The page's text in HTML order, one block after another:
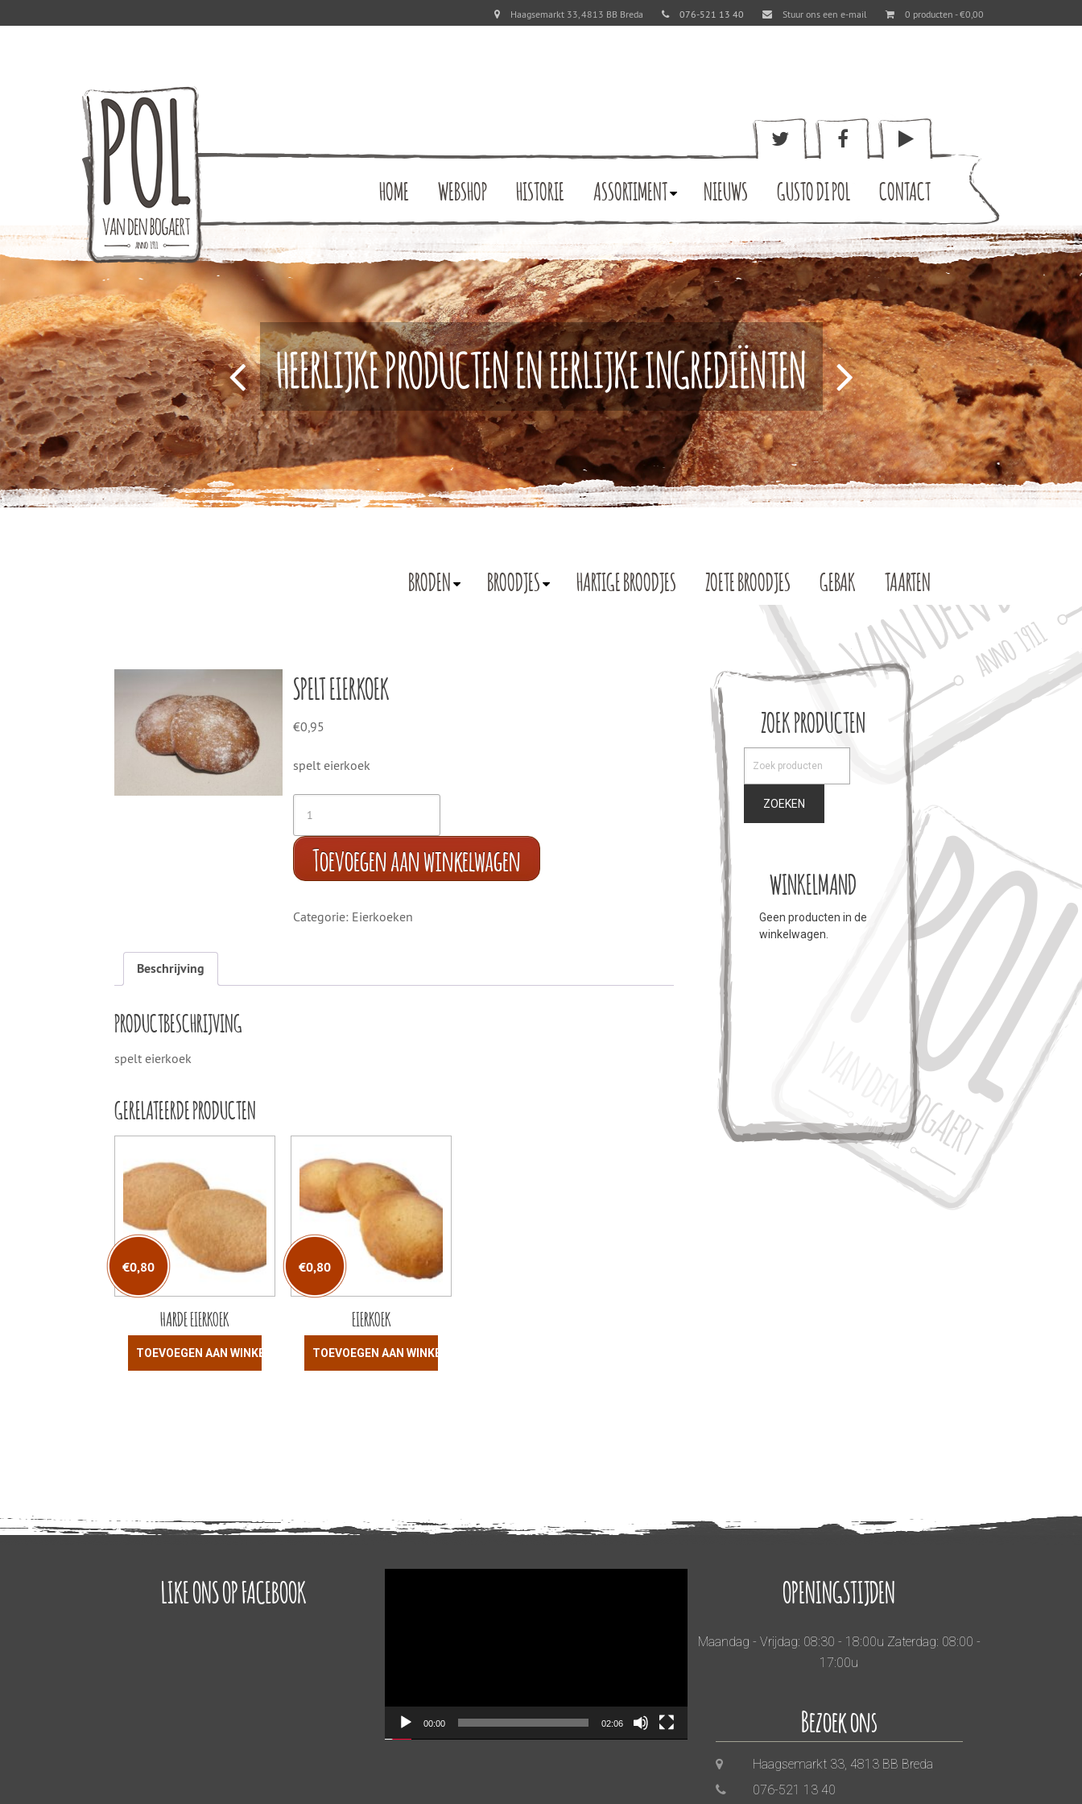
Haagsemarkt 33, 4813 BB Breda 076-521 13 40 Stuur ons een e-mail 0 producten -€0,00
HEERLIJKE PRODUCTEN EN EERLIJKE INGREDIËNTEN
HOME WEBSHOP HISTORIE ASSORTIMENT NIEUWS GUSTO DI POL CONTACT
BRODEN BROODJES HARTIGE BROODJES ZOETE BROODJES GEBAK TAARTEN
SPELT EIERKOEK
€0,95
spelt eierkoek
Toevoegen aan winkelwagen
Categorie: Eierkoeken
Beschrijving
PRODUCTBESCHRIJVING
spelt eierkoek
GERELATEERDE PRODUCTEN
HARDE EIERKOEK
€0,80
TOEVOEGEN AAN WINKELWAGEN
EIERKOEK
€0,80
TOEVOEGEN AAN WINKELWAGEN
ZOEK PRODUCTEN
ZOEKEN
WINKELMAND
Geen producten in de
winkelwagen.
LIKE ONS OP FACEBOOK
00:00 02:06
OPENINGSTIJDEN
Maandag - Vrijdag: 08:30 - 18:00u Zaterdag: 08:00 -
17:00u
Bezoek ons
Haagsemarkt 33, 4813 BB Breda
076-521 13 40